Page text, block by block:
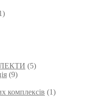
(5)
(9)
комплексів (1)